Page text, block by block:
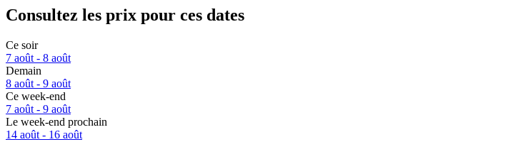
Consultez les prix pour ces dates
Ce soir
7 août - 8 août
Demain
8 août - 9 août
Ce week-end
7 août - 9 août
Le week-end prochain
14 août - 16 août